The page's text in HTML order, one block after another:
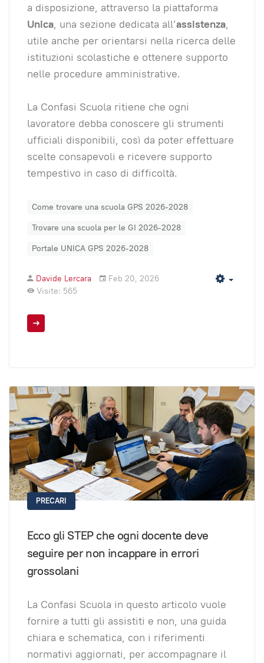
a disposizione, attraverso la piattaforma
Unica, una sezione dedicata all’assistenza,
utile anche per orientarsi nella ricerca delle
istituzioni scolastiche e ottenere supporto
nelle procedure amministrative.
La Confasi Scuola ritiene che ogni
lavoratore debba conoscere gli strumenti
ufficiali disponibili, così da poter effettuare
scelte consapevoli e ricevere supporto
tempestivo in caso di difficoltà.
Come trovare una scuola GPS 2026-2028
Trovare una scuola per le GI 2026-2028
Portale UNICA GPS 2026-2028
Davide Lercara
Feb 20, 2026
Visite: 565
PRECARI
Ecco gli STEP che ogni docente deve
seguire per non incappare in errori
grossolani
La Confasi Scuola in questo articolo vuole
fornire a tutti gli assistiti e non, una guida
chiara e schematica, con i riferimenti
normativi aggiornati, per accompagnare il